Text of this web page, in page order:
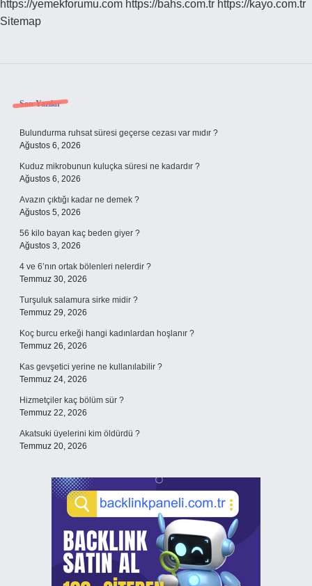
https://yemekforumu.com https://bahs.com.tr https://kayo.com.tr
Sitemap
Sidebar
Son Yazılar
Bulundurma ruhsat süresi geçerse cezası var mıdır ?
Ağustos 6, 2026
Kuduz mikrobunun kuluçka süresi ne kadardır ?
Ağustos 6, 2026
Avazın çıktığı kadar ne demek ?
Ağustos 5, 2026
56 kilo bayan kaç beden giyer ?
Ağustos 3, 2026
4 ve 6’nın ortak bölenleri nelerdir ?
Temmuz 30, 2026
Turşuluk salamura sirke midir ?
Temmuz 29, 2026
Koç burcu erkeği hangi kadınlardan hoşlanır ?
Temmuz 26, 2026
Kas gevşetici yerine ne kullanılabilir ?
Temmuz 24, 2026
Hizmetçiler kaç bölüm sür ?
Temmuz 22, 2026
Akatsuki üyelerini kim öldürdü ?
Temmuz 20, 2026